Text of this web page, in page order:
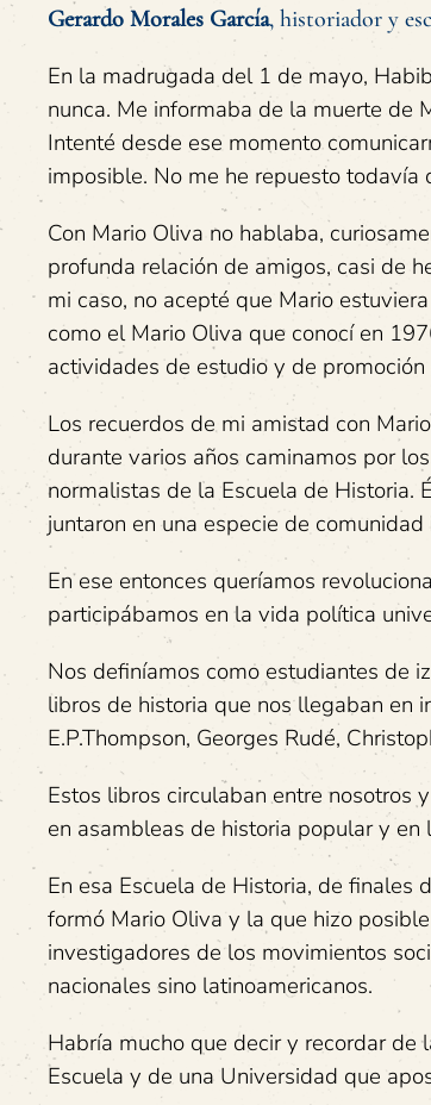
Gerardo Morales García, historiador y
En la madrugada del 1 de mayo,
nunca. Me informaba de la muerte de
Intenté desde ese momento
imposible. No me he repuesto
Con Mario Oliva no hablaba,
profunda relación de amigos, casi de
mi caso, no acepté que Mario
como el Mario Oliva que conocí en
actividades de estudio y de
Los recuerdos de mi amistad con
durante varios años caminamos por
normalistas de la Escuela de Historia.
juntaron en una especie de
En ese entonces queríamos
participábamos en la vida política
Nos definíamos como estudiantes de
libros de historia que nos llegaban en
E.P.Thompson, Georges Rudé,
Estos libros circulaban entre nosotros
en asambleas de historia popular y
En esa Escuela de Historia, de
formó Mario Oliva y la que hizo
investigadores de los movimientos
nacionales sino latinoamericanos.
Habría mucho que decir y recordar
Escuela y de una Universidad que